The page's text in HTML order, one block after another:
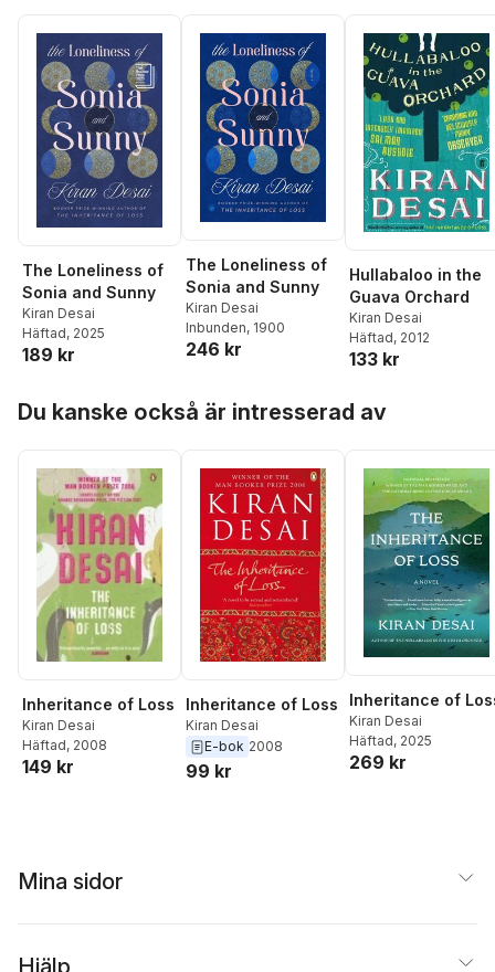
The Loneliness of
Sonia and Sunny
Kiran Desai
Häftad, 2025
189 kr
The Loneliness of
Sonia and Sunny
Kiran Desai
Inbunden, 1900
246 kr
Hullabaloo in the
Guava Orchard
Kiran Desai
Häftad, 2012
133 kr
Du kanske också är intresserad av
Inheritance of Loss
Kiran Desai
Häftad, 2008
149 kr
Inheritance of Loss
Kiran Desai
E-bok 2008
99 kr
Inheritance of
Kiran Desai
Häftad, 2025
269 kr
Mina sidor
Hjälp